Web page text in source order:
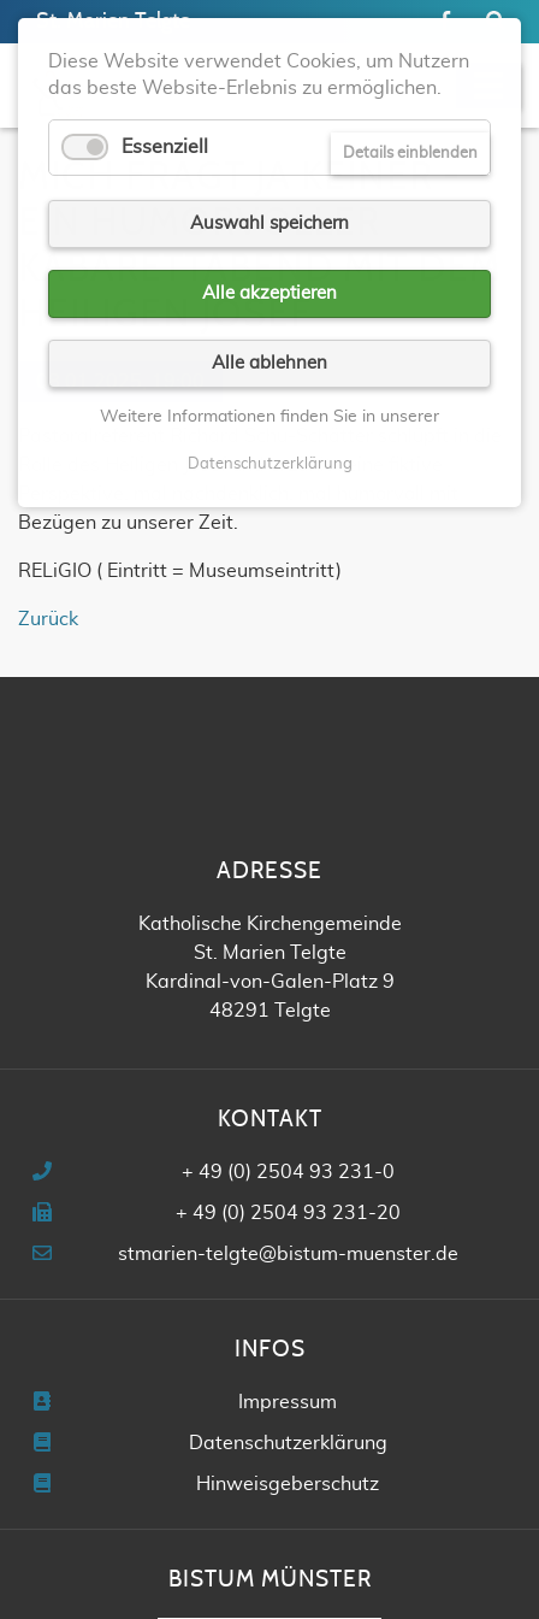
St. Marien Telgte
MICH FRAGT JA KEINER -
EIN HUMORVOLLER
KABARETTABEND MIT DEM
HEILIGEN JOSEF
08.01.2025, 19:00
Rolle des Heiligen Josef und erzählt seine fiktive
Bezügen zu unserer Zeit.
RELiGIO ( Eintritt = Museumseintritt)
Zurück
ADRESSE
Katholische Kirchengemeinde
St. Marien Telgte
Kardinal-von-Galen-Platz 9
48291 Telgte
KONTAKT
+ 49 (0) 2504 93 231-0
+ 49 (0) 2504 93 231-20
stmarien-telgte@bistum-muenster.de
INFOS
Impressum
Datenschutzerklärung
Hinweisgeberschutz
BISTUM MÜNSTER
Diese Website verwendet Cookies, um Nutzern
das beste Website-Erlebnis zu ermöglichen.
Essenziell Details einblenden
Auswahl speichern
Alle akzeptieren
Alle ablehnen
Weitere Informationen finden Sie in unserer
Datenschutzerklärung